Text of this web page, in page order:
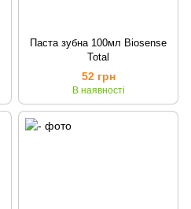
Паста зубна 100мл Biosense
Total
52 грн
В наявності